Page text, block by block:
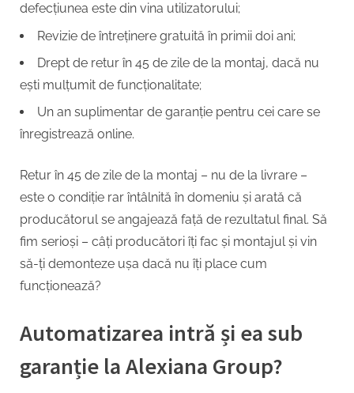
defecțiunea este din vina utilizatorului;
Revizie de întreținere gratuită în primii doi ani;
Drept de retur în 45 de zile de la montaj, dacă nu
ești mulțumit de funcționalitate;
Un an suplimentar de garanție pentru cei care se
înregistrează online.
Retur în 45 de zile de la montaj – nu de la livrare –
este o condiție rar întâlnită în domeniu și arată că
producătorul se angajează față de rezultatul final. Să
fim serioși – câți producători îți fac și montajul și vin
să-ți demonteze ușa dacă nu îți place cum
funcționează?
Automatizarea intră și ea sub
garanție la Alexiana Group?